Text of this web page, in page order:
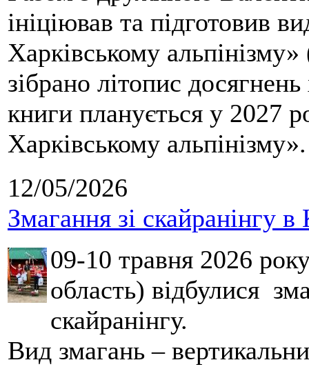
ініціював та підготовив
Харківському
зібрано літопис
книги планується у 2027
Харківському альпінізму».
12/05/2026
Змагання зі скайранінгу в
09-10 травня 2026
область) відбулися
скайранінгу.
Вид змагань –